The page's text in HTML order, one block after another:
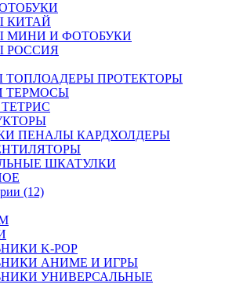
КИТАЙ
МИНИ И ФОТОБУКИ
РОССИЯ
ТОПЛОАДЕРЫ ПРОТЕКТОРЫ
ТЕРМОСЫ
ПЕНАЛЫ КАРДХОЛДЕРЫ
ШКАТУЛКИ
(12)
K-POP
АНИМЕ И ИГРЫ
УНИВЕРСАЛЬНЫЕ